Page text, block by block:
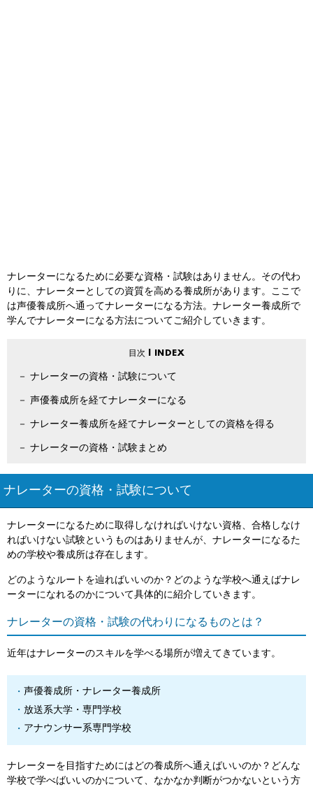
ナレーターになるために必要な資格・試験はありません。その代わ
りに、ナレーターとしての資質を高める養成所があります。ここで
は声優養成所へ通ってナレーターになる方法。ナレーター養成所で
学んでナレーターになる方法についてご紹介していきます。
ナレーターの資格・試験について
声優養成所を経てナレーターになる
ナレーター養成所を経てナレーターとしての資格を得る
ナレーターの資格・試験まとめ
ナレーターの資格・試験について
ナレーターになるために取得しなければいけない資格、合格しなけ
ればいけない試験というものはありませんが、ナレーターになるた
めの学校や養成所は存在します。
どのようなルートを辿ればいいのか？どのような学校へ通えばナレ
ーターになれるのかについて具体的に紹介していきます。
ナレーターの資格・試験の代わりになるものとは？
近年はナレーターのスキルを学べる場所が増えてきています。
声優養成所・ナレーター養成所
放送系大学・専門学校
アナウンサー系専門学校
ナレーターを目指すためにはどの養成所へ通えばいいのか？どんな
学校で学べばいいのかについて、なかなか判断がつかないという方